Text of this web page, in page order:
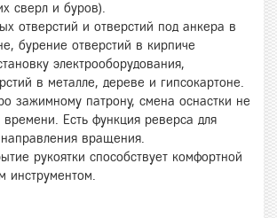
сверл и буров).
отверстий и отверстий под анкера в
бурение отверстий в кирпиче
электрооборудования,
в металле, дереве и гипсокартоне.
зажимному патрону, смена оснастки не
Есть функция реверса для
вращения.
рукоятки способствует комфортной
инструментом.